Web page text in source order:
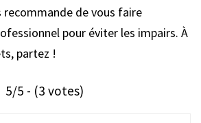
recommande de vous faire
pour éviter les impairs. À
partez !
5/5 - (3 votes)